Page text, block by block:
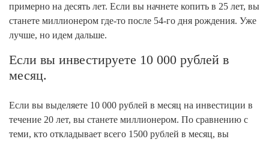
примерно на десять лет. Если вы начнете копить в 25 лет, вы
станете миллионером где-то после 54-го дня рождения. Уже
лучше, но идем дальше.
Если вы инвестируете 10 000 рублей в
месяц.
Если вы выделяете 10 000 рублей в месяц на инвестиции в
течение 20 лет, вы станете миллионером. По сравнению с
теми, кто откладывает всего 1500 рублей в месяц, вы